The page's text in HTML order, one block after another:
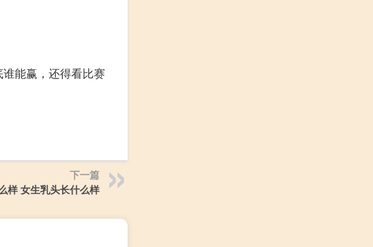
能赢，还得看比赛
下一篇
样 女生乳头长什么样